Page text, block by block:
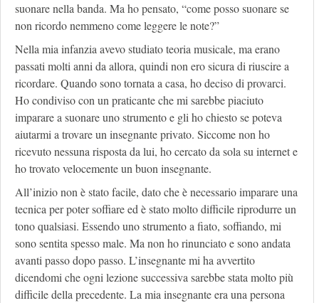
suonare nella banda. Ma ho pensato, “come posso suonare se
non ricordo nemmeno come leggere le note?”
Nella mia infanzia avevo studiato teoria musicale, ma erano
passati molti anni da allora, quindi non ero sicura di riuscire a
ricordare. Quando sono tornata a casa, ho deciso di provarci.
Ho condiviso con un praticante che mi sarebbe piaciuto
imparare a suonare uno strumento e gli ho chiesto se poteva
aiutarmi a trovare un insegnante privato. Siccome non ho
ricevuto nessuna risposta da lui, ho cercato da sola su internet e
ho trovato velocemente un buon insegnante.
All’inizio non è stato facile, dato che è necessario imparare una
tecnica per poter soffiare ed è stato molto difficile riprodurre un
tono qualsiasi. Essendo uno strumento a fiato, soffiando, mi
sono sentita spesso male. Ma non ho rinunciato e sono andata
avanti passo dopo passo. L’insegnante mi ha avvertito
dicendomi che ogni lezione successiva sarebbe stata molto più
difficile della precedente. La mia insegnante era una persona